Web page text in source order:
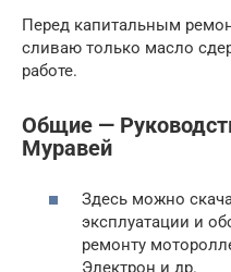
Перед капитальным
сливаю только масло
работе.
Общие —
Муравей
Здесь можно
эксплуатации и
ремонту
Электрон и др.